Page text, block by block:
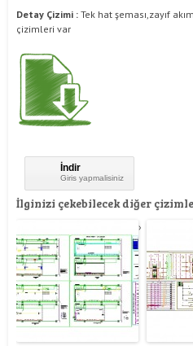
Detay Çizimi : Tek hat şeması,zayıf
çizimleri var
İndir
Giris yapmalisiniz
İlginizi çekebilecek diğer